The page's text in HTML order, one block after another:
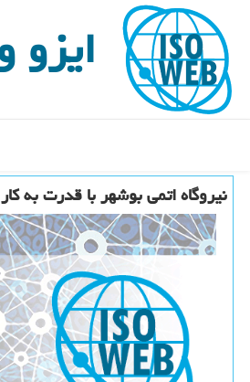
نیروگاه اتمی بوشهر با قدرت به